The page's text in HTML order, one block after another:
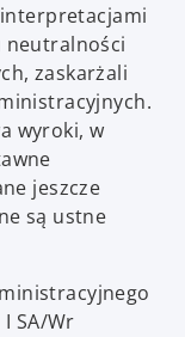
neutralności
zaskarżali
wyroki, w
jeszcze
są ustne
SA/Wr